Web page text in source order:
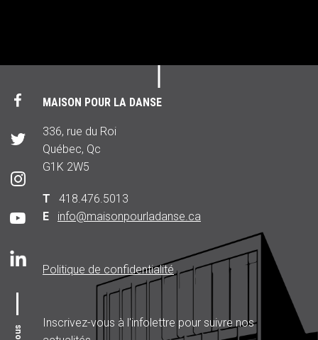
MAISON POUR LA DANSE
336, rue du Roi
Québec, Qc
G1K 2W5
T 418.476.5013
E
info@maisonpourladanse.ca
Politique de confidentialité
Inscrivez-vous à l'infolettre pour suivre nos